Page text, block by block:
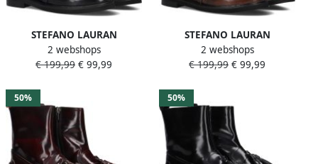
STEFANO LAURAN
Enkellaarsjes Dames 12096
Maat: 37 Materiaal: Lakleer
2 webshops
€ 199,99 € 99,99
STEFANO LAURAN
Enkellaarsjes Dames 12096
Maat: 38 5 Materiaal: Leer
2 webshops
€ 199,99 € 99,99
50% 50%